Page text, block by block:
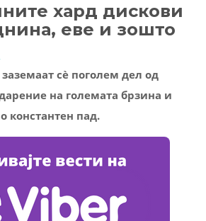
хард дискови
еве и зошто
заземаат сè поголем дел од
на големата брзина и
константен пад.